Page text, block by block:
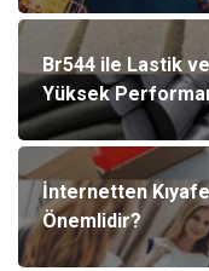
Br544 ile Lastik
Yüksek
İnternetten
Önemlidir?